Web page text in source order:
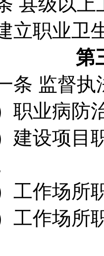
立职业卫
第
监督执
业病防治
设项目职
作场所职
作场所职